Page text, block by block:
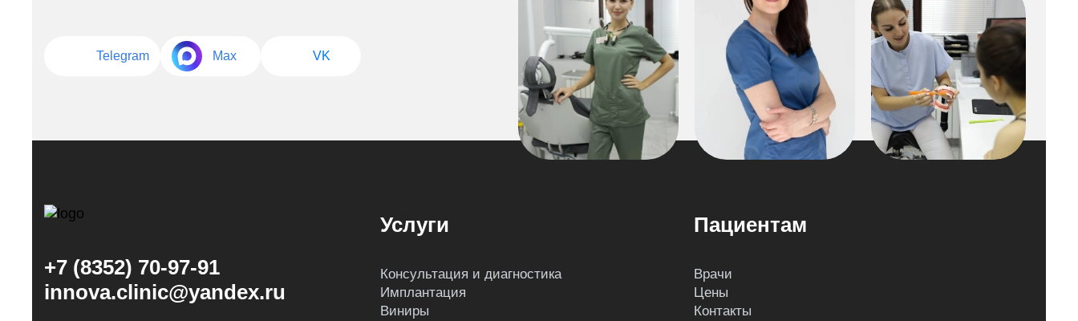
Telegram Max VK
+7 (8352) 70-97-91
innova.clinic@yandex.ru
Услуги
Консультация и диагностика
Имплантация
Виниры
Пациентам
Врачи
Цены
Контакты